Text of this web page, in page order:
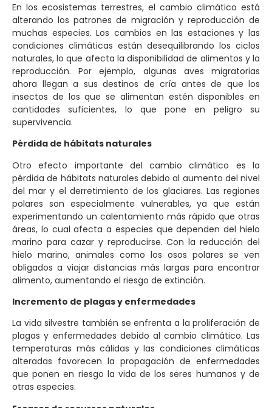
En los ecosistemas terrestres, el cambio climático está
alterando los patrones de migración y reproducción de
muchas especies. Los cambios en las estaciones y las
condiciones climáticas están desequilibrando los ciclos
naturales, lo que afecta la disponibilidad de alimentos y la
reproducción. Por ejemplo, algunas aves migratorias
ahora llegan a sus destinos de cría antes de que los
insectos de los que se alimentan estén disponibles en
cantidades suficientes, lo que pone en peligro su
supervivencia.
Pérdida de hábitats naturales
Otro efecto importante del cambio climático es la
pérdida de hábitats naturales debido al aumento del nivel
del mar y el derretimiento de los glaciares. Las regiones
polares son especialmente vulnerables, ya que están
experimentando un calentamiento más rápido que otras
áreas, lo cual afecta a especies que dependen del hielo
marino para cazar y reproducirse. Con la reducción del
hielo marino, animales como los osos polares se ven
obligados a viajar distancias más largas para encontrar
alimento, aumentando el riesgo de extinción.
Incremento de plagas y enfermedades
La vida silvestre también se enfrenta a la proliferación de
plagas y enfermedades debido al cambio climático. Las
temperaturas más cálidas y las condiciones climáticas
alteradas favorecen la propagación de enfermedades
que ponen en riesgo la vida de los seres humanos y de
otras especies.